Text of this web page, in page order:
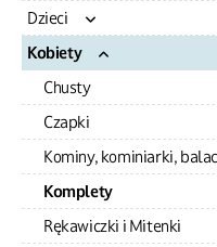
Akcesoria
Torebki
Dzieci
Czapki
Kocyki
Komplety
Swetry
Dodatki
Kobiety
Chusty
Czapki
Kominy, kominiarki,
Komplety
Rękawiczki i Mitenki